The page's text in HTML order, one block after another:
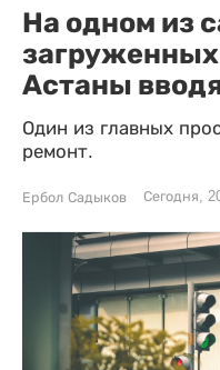
На одном из
Астаны
Один из главных
ремонт.
Ербол Садыков Сегодня,